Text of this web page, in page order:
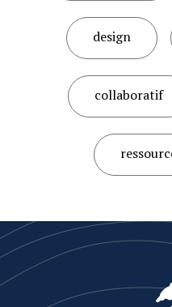
design
collaboratif